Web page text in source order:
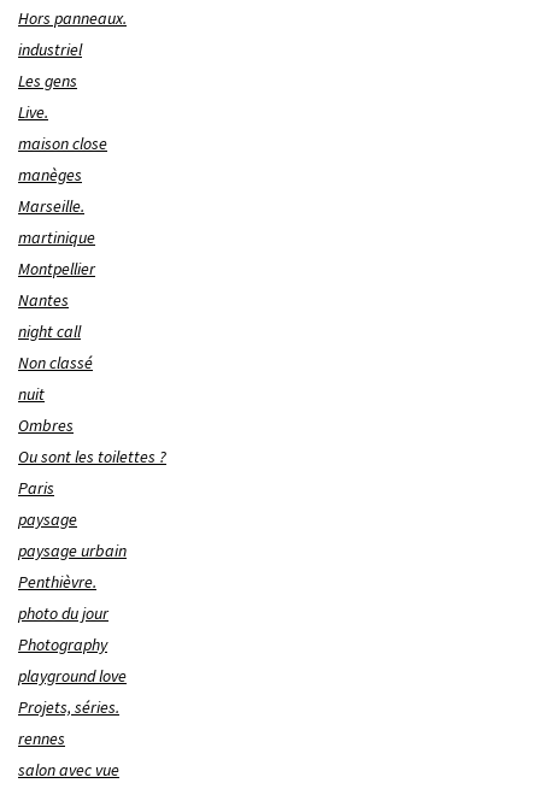
Hors panneaux.
industriel
Les gens
Live.
maison close
manèges
Marseille.
martinique
Montpellier
Nantes
night call
Non classé
nuit
Ombres
Ou sont les toilettes ?
Paris
paysage
paysage urbain
Penthièvre.
photo du jour
Photography
playground love
Projets, séries.
rennes
salon avec vue